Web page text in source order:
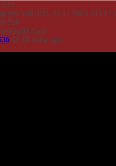
tại
Trãi, P.11, Q.5 ( NHÀ SỐ 17 )
536
để đặt hàng ngay.